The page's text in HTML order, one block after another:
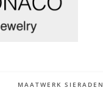
MAATWERK SIERADEN